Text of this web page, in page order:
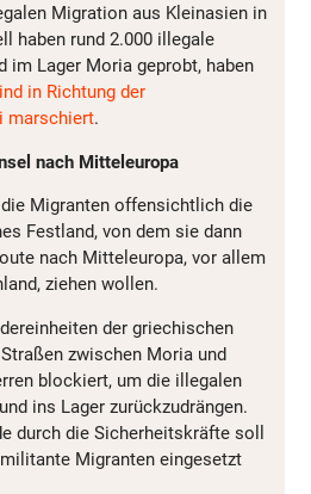
Migration aus Kleinasien in
haben rund 2.000 illegale
im Lager Moria geprobt, haben
in Richtung der
marschiert.
nach Mitteleuropa
Migranten offensichtlich die
Festland, von dem sie dann
nach Mitteleuropa, vor allem
ziehen wollen.
der griechischen
zwischen Moria und
blockiert, um die illegalen
ins Lager zurückzudrängen.
durch die Sicherheitskräfte soll
Migranten eingesetzt